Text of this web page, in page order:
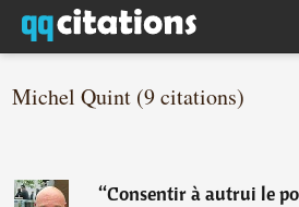
Michel Quint (9 citations)
“Consentir à autrui le